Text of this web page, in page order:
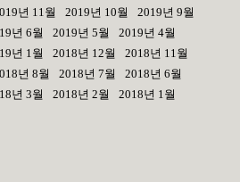
년 11월 2019년 10월
2019년 9월
년 6월 2019년 5월
2019년 4월
년 1월 2018년 12월
2018년 11월
년 8월 2018년 7월
2018년 6월
년 3월 2018년 2월
2018년 1월